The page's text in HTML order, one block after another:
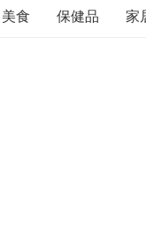
美食 保健品 家